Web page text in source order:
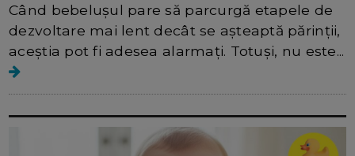
Când bebelușul pare să parcurgă etapele de
dezvoltare mai lent decât se așteaptă părinții,
aceștia pot fi adesea alarmați. Totuși, nu este...